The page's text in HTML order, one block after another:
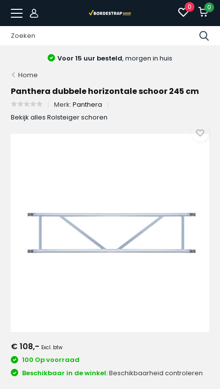
0 0
Voor 15 uur besteld, morgen in huis
Home
Panthera dubbele horizontale schoor 245 cm
Merk:Panthera
Bekijk alles Rolsteiger schoren
€ 108,- Excl. btw
100 Op voorraad
Beschikbaar in de winkel:Beschikbaarheid controleren